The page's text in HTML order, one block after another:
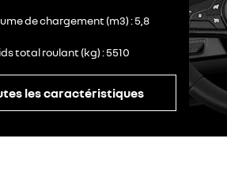
de chargement (m3) 5,8
total roulant (kg) 5510
les caractéristiques